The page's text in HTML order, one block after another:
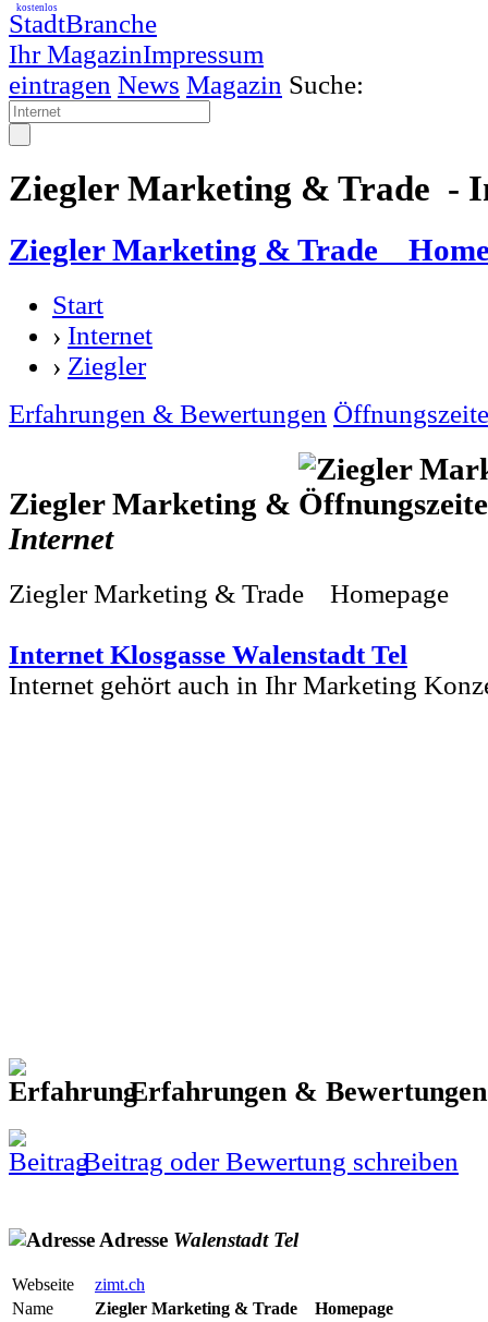
StadtBranche
Ihr MagazinImpressum
kostenlos
eintragen News Magazin Suche:
Ziegler Marketing & Trade -
Ziegler Marketing & Trade
Start
› Internet
› Ziegler
Erfahrungen & Bewertungen
Ziegler Marketing &
Internet
Ziegler Marketing & Trade Homepage
Internet Klosgasse Walenstadt Tel
Internet gehört auch in Ihr Marketing
Erfahrungen &
Beitrag oder Bewertung schreiben
Adresse Walenstadt Tel
Webseite
zimt.ch
Name
Ziegler Marketing & Trade Homepage